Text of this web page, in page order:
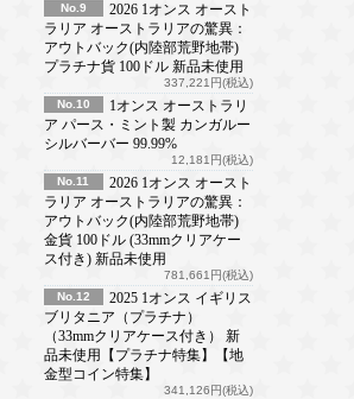
No.9
2026 1オンス オースト
ラリア オーストラリアの驚異：
アウトバック(内陸部荒野地帯)
プラチナ貨 100ドル 新品未使用
337,221円(税込)
No.10
1オンス オーストラリ
ア パース・ミント製 カンガルー
シルバーバー 99.99%
12,181円(税込)
No.11
2026 1オンス オースト
ラリア オーストラリアの驚異：
アウトバック(内陸部荒野地帯)
金貨 100ドル (33mmクリアケー
ス付き) 新品未使用
781,661円(税込)
No.12
2025 1オンス イギリス
ブリタニア（プラチナ）
（33mmクリアケース付き） 新
品未使用【プラチナ特集】【地
金型コイン特集】
341,126円(税込)